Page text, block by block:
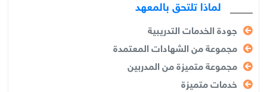
لماذا تلتحق بالمعهد
جودة الخدمات التدريبية
مجموعة من الشهادات المعتمدة
مجموعة متميزة من المدربين
خدمات متميزة